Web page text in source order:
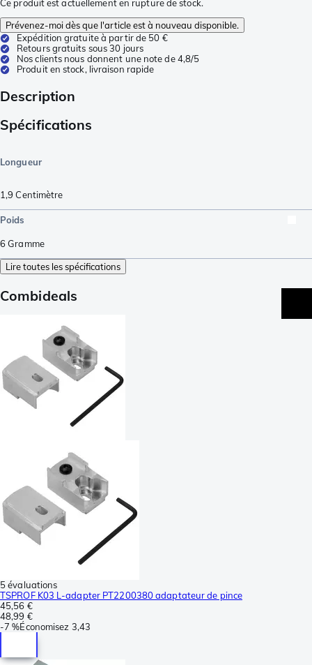
Ce produit est actuellement en rupture de stock.
Prévenez-moi dès que l'article est à nouveau disponible.
Expédition gratuite à partir de 50 €
Retours gratuits sous 30 jours
Nos clients nous donnent une note de 4,8/5
Produit en stock, livraison rapide
Description
Spécifications
Longueur
1,9 Centimètre
Poids
6Gramme
Lire toutes les spécifications
Combideals
5 évaluations
TSPROF K03 L-adapter PT2200380 adaptateur de pince
45,56 €
48,99 €
-7 %Économisez 3,43